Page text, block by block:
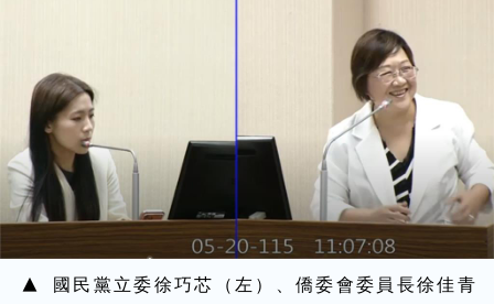
國民黨立委徐巧芯（左）、僑委會委員長徐佳青